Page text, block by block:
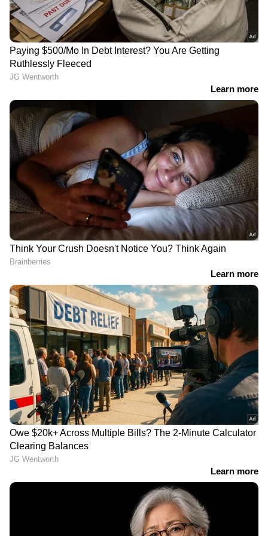
ചിത്രത്തിന്‍റെ നിര്‍മാണം മൈത്രി മൂവി
മേക്കേഴ്സിന്‍റെ ബാനറില്‍ നവീന്‍ യെര്‍ണേനി,
വൈ രവി ശങ്കര്‍ എന്നിവര്‍ ചേര്‍ന്നാണ്.
സഹനിര്‍മ്മാണം ജി കെ മോഹന്‍. കോന
വെങ്കട്, കെ ചക്രവര്‍ത്തി റെഡ്ഡി എന്നിവര്‍
ചേര്‍ന്നാണ് തിരക്കഥ എഴുതിയിരിക്കുന്നത്.
ചിരഞ്ജീവിയുടെ കരിയറിലെ 154-ാം ചിത്രമാണ്
DOWNLOAD APP
സിനിമകളിൽ നിന്ന്
Malayalam OTT Release
വരെ,Bigg Boss Malayalam Season 7
Mollywood Celebrity news,Exclusive
Interview
വരെ — എല്ലാEntertainment
Newsഒരൊറ്റ ക്ലിക്കിൽ. ഏറ്റവും പുതിയ
Movie Release,Malayalam Movie Review,
Box Office Collection — എല്ലാം ഇപ്പോൾ
നിങ്ങളുടെ മുന്നിൽ. എപ്പോഴും എവിടെയും
എന്റർടൈൻമെന്റിന്റെ താളത്തിൽ ചേരാൻ
ഏഷ്യാനെറ്റ് ന്യൂസ് മലയാളം വാർത്തകൾ